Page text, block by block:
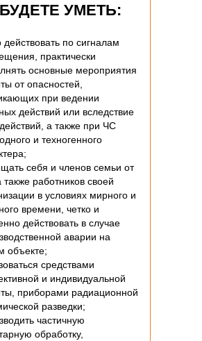
УМЕТЬ:
действовать по сигналам
практически
основные мероприятия
от опасностей,
при ведении
действий или вследствие
а также при ЧС
и техногенного
себя и членов семьи от
работников своей
в условиях мирного и
времени, четко и
действовать в случае
аварии на
объекте;
средствами
и индивидуальной
приборами радиационной
разведки;
частичную
обработку,